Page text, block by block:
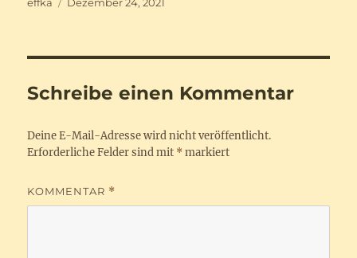
Schreibe einen Kommentar
Deine E-Mail-Adresse wird nicht veröffentlicht.
Erforderliche Felder sind mit * markiert
KOMMENTAR *